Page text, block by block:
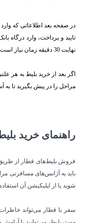
در صفحه بعد اطلاعاتی که
تایید و پرداخت، وارد درگاه
نهایت 30 دقیقه زمان نیاز است تا بلیط شما نهایی و فایل بلیط برای شما ارسال گردد.
اگر بعد از خرید بلیط به هر
مراحل را در پیش بگیرید تا به
راهنمای خرید
باید به آژانس‌های مسافرتی
شوید یا از اپلیکیشن آن
سفر با قطار می‌تواند